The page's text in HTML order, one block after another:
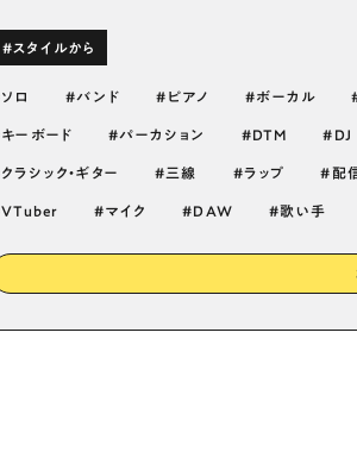
#スタイルから
ソロ バンド ピアノ ボーカル
キーボード パーカション DTM DJ
クラシック・ギター 三線 ラップ 配
VTuber マイク DAW 歌い手